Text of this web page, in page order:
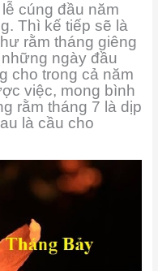
cúng đầu năm
Thì kế tiếp sẽ là
rằm tháng giêng
ngày đầu
cho trong cả năm
việc, mong bình
rằm tháng 7 là dịp
là cầu cho